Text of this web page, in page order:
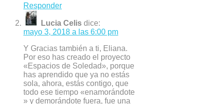
Responder
Lucia Celis dice:
mayo 3, 2018 a las 6:00 pm
Y Gracias también a ti, Eliana.
Por eso has creado el proyecto
«Espacios de Soledad», porque
has aprendido que ya no estás
sola, ahora, estás contigo, que
todo ese tiempo «enamorándote
» y demorándote fuera, fue una